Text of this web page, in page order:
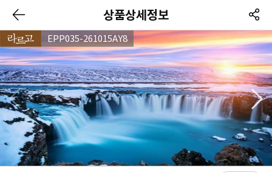
상품상세정보
EPP035-261015AY8